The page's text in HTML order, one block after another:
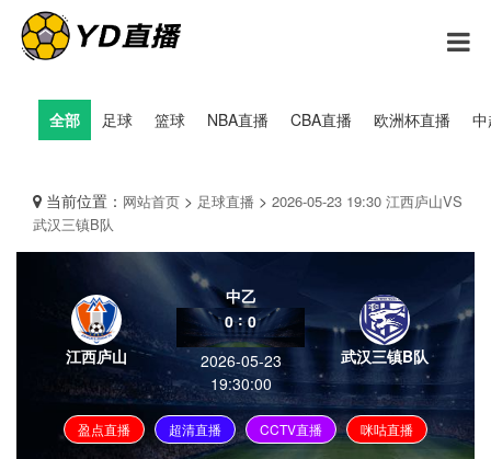
全部 足球 篮球 NBA直播 CBA直播 欧洲杯直播
当前位置： 网站首页 > 足球直播 > 2026-05-23 19:30 江西庐山VS
武汉三镇B队
江西庐山
中乙
0:0
2026-05-23
19:30:00
武汉三镇B队
盈点直播 超清直播 CCTV直播 咪咕直播